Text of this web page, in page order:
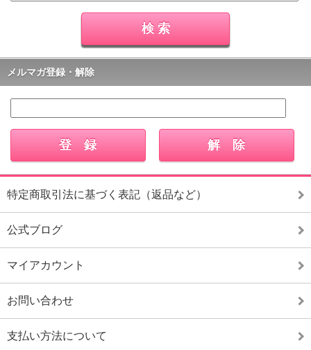
メルマガ登録・解除
特定商取引法に基づく表記（返品など）
公式ブログ
マイアカウント
お問い合わせ
支払い方法について